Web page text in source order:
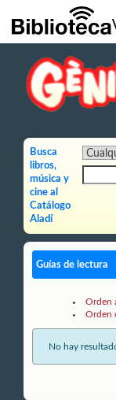
Saltar al contenido principal
Busca
libros,
música y
cine al
Catálogo
Aladí
Guías de lectura
Orden
Orden
No hay